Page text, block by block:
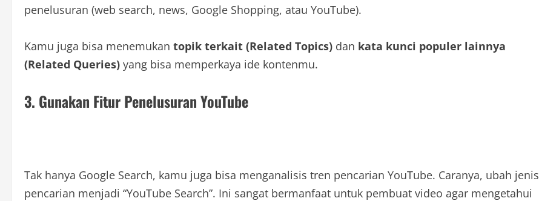
penelusuran (web search, news, Google Shopping, atau YouTube).
Kamu juga bisa menemukan topik terkait (Related Topics) dan kata kunci populer lainnya
(Related Queries) yang bisa memperkaya ide kontenmu.
3. Gunakan Fitur Penelusuran YouTube
Tak hanya Google Search, kamu juga bisa menganalisis tren pencarian YouTube. Caranya, ubah jenis
pencarian menjadi “YouTube Search”. Ini sangat bermanfaat untuk pembuat video agar mengetahui